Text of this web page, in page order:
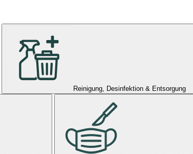
Reinigung, Desinfektion & Entsorgung